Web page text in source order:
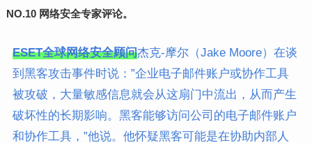
NO.10 网络安全专家评论。
ESET全球网络安全顾问杰克-摩尔（Jake Moore）在谈
到黑客攻击事件时说：”企业电子邮件账户或协作工具
被攻破，大量敏感信息就会从这扇门中流出，从而产生
破坏性的长期影响。黑客能够访问公司的电子邮件账户
和协作工具，”他说。他怀疑黑客可能是在协助内部人